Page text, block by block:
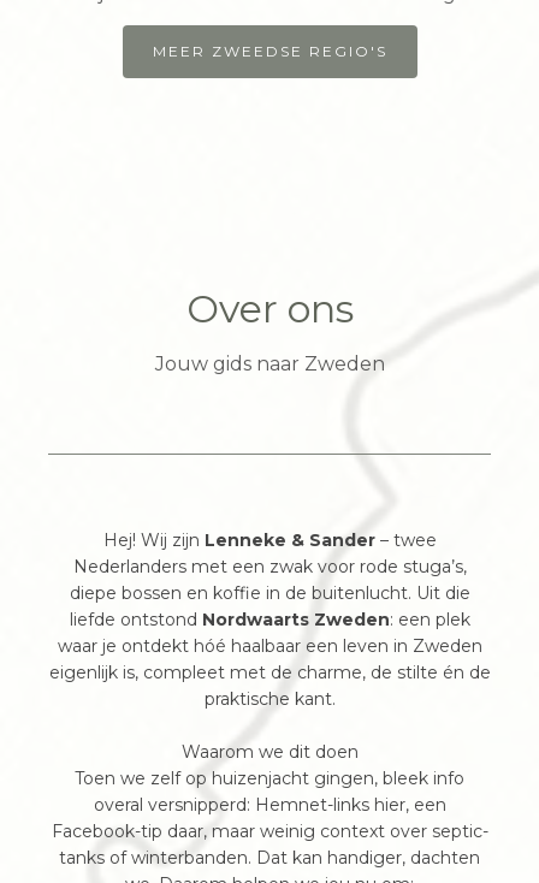
Halland was eeuwenlang Deens gebied. Dat merk je nog
steeds aan dialect, plaatsnamen én aan de populaire
MEER ZWEEDSE REGIO'S
Over ons
Jouw gids naar Zweden
Hej! Wij zijn Lenneke & Sander– twee
Nederlanders met een zwak voor rode stuga’s,
diepe bossen en koffie in de buitenlucht. Uit die
liefde ontstond Nordwaarts Zweden: een plek
waar je ontdekt hóé haalbaar een leven in Zweden
eigenlijk is, compleet met de charme, de stilte én de
praktische kant.
Waarom we dit doen
Toen we zelf op huizenjacht gingen, bleek info
overal versnipperd: Hemnet-links hier, een
Facebook-tip daar, maar weinig context over septic-
tanks of winterbanden. Dat kan handiger, dachten